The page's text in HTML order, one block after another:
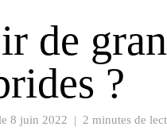
de
?
8 juin 2022 | 2 minutes de